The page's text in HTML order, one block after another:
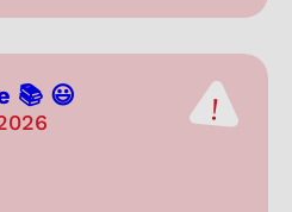
📚 😃